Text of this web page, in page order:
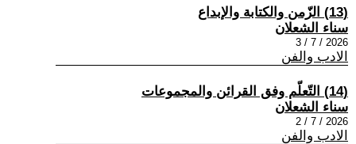
(13) الزّمن والكتابة والإبداع
سناء الشعلان
2026 / 7 / 3
الادب والفن
(14) التّعلّم وفق القرائن والمجموعات
سناء الشعلان
2026 / 7 / 2
الادب والفن